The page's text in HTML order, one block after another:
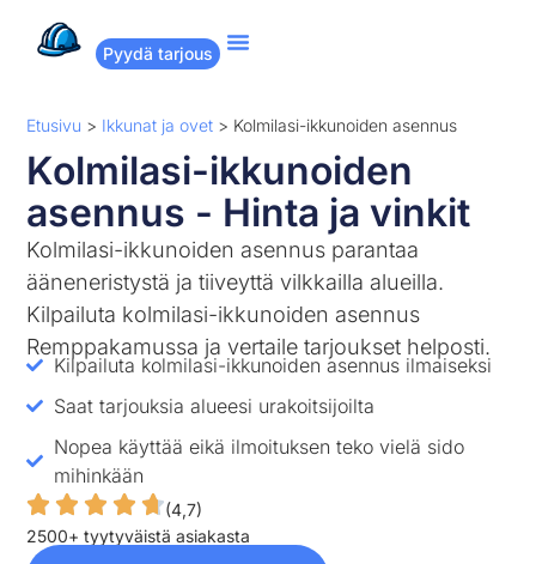
Pyydä tarjous
Etusivu > Ikkunat ja ovet > Kolmilasi-ikkunoiden asennus
Kolmilasi-ikkunoiden
asennus - Hinta ja vinkit
Kolmilasi-ikkunoiden asennus parantaa
ääneneristystä ja tiiveyttä vilkkailla alueilla.
Kilpailuta kolmilasi-ikkunoiden asennus
Remppakamussa ja vertaile tarjoukset helposti.
Kilpailuta kolmilasi-ikkunoiden asennus ilmaiseksi
Saat tarjouksia alueesi urakoitsijoilta
Nopea käyttää eikä ilmoituksen teko vielä sido
mihinkään
(4,7)
2500+ tyytyväistä asiakasta